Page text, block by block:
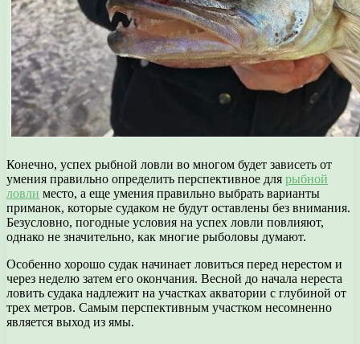
Конечно, успех рыбной ловли во многом будет зависеть от
умения правильно определить перспективное для рыбной
ловли место, а еще умения правильно выбрать варианты
приманок, которые судаком не будут оставлены без внимания.
Безусловно, погодные условия на успех ловли повлияют,
однако не значительно, как многие рыболовы думают.
Особенно хорошо судак начинает ловиться перед нерестом и
через неделю затем его окончания. Весной до начала нереста
ловить судака надлежит на участках акватории с глубиной от
трех метров. Самым перспективным участком несомненно
является выход из ямы.